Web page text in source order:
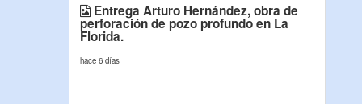
Entrega Arturo Hernández, obra de
perforación de pozo profundo en La
Florida.
hace 6 días